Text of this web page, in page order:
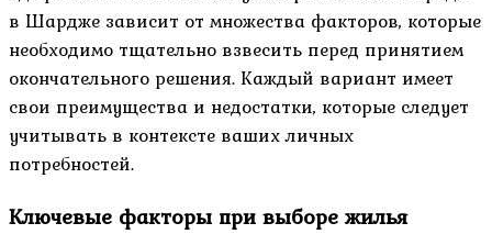
в Шардже зависит от множества факторов, которые
необходимо тщательно взвесить перед принятием
окончательного решения. Каждый вариант имеет
свои преимущества и недостатки, которые следует
учитывать в контексте ваших личных
потребностей.
Ключевые факторы при выборе жилья